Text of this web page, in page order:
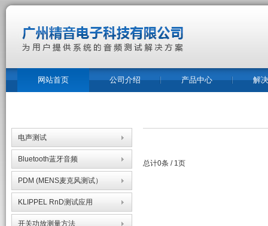
网站首页 公司介绍 产品中心 解
电声测试
Bluetooth蓝牙音频
PDM (MENS麦克风测试）
KLIPPEL RnD测试应用
开关功放测量方法
总计0条 / 1页